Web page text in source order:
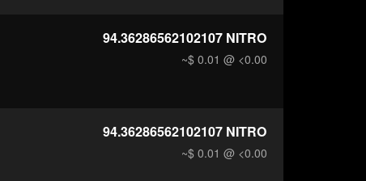
94.36286562102107 NITRO
~$ 0.01 @ <0.00
94.36286562102107 NITRO
~$ 0.01 @ <0.00